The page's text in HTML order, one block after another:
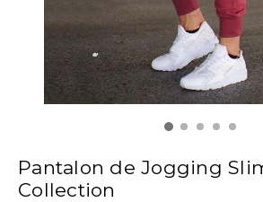
Pantalon de Jogging
Collection